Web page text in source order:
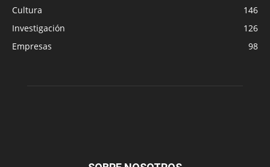
Cultura
146
Investigación
126
Empresas
98